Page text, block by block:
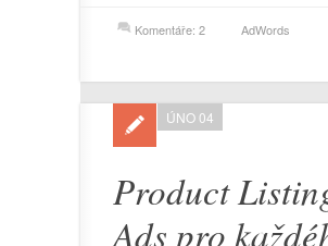
Komentáře: 2 AdWords
Product
Ads pro
ÚNO 04